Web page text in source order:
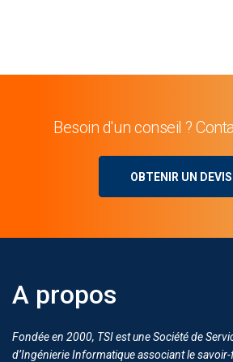
Besoin d'un conseil ?
OBTENIR UN DEVIS
A propos
Fondée en 2000, TSI est une Société de
d’Ingénierie Informatique associant le